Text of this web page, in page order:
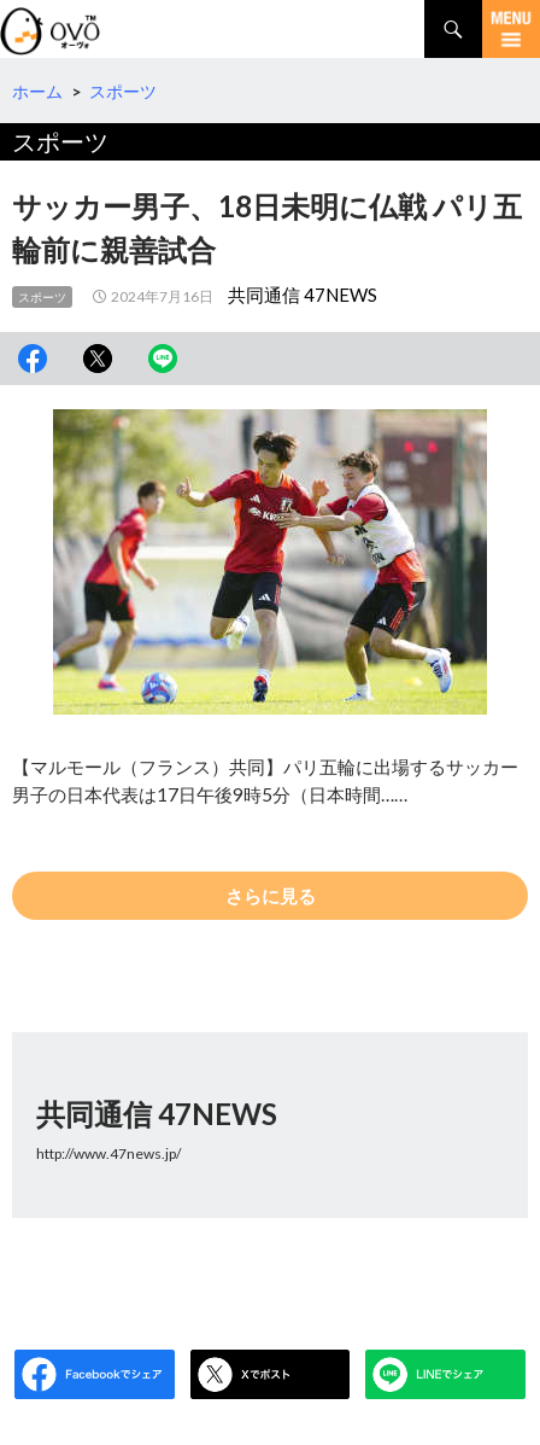
検
索
コ
テ
へ
ホーム > スポーツ
スポーツ
サッカー男子、18日未明に仏戦 パリ五
輪前に親善試合
スポーツ 2024年7月16日 共同通信 47NEWS
【マルモール（フランス）共同】パリ五輪に出場するサッカー
男子の日本代表は17日午後9時5分（日本時間……
さらに見る
共同通信 47NEWS
http://www.47news.jp/